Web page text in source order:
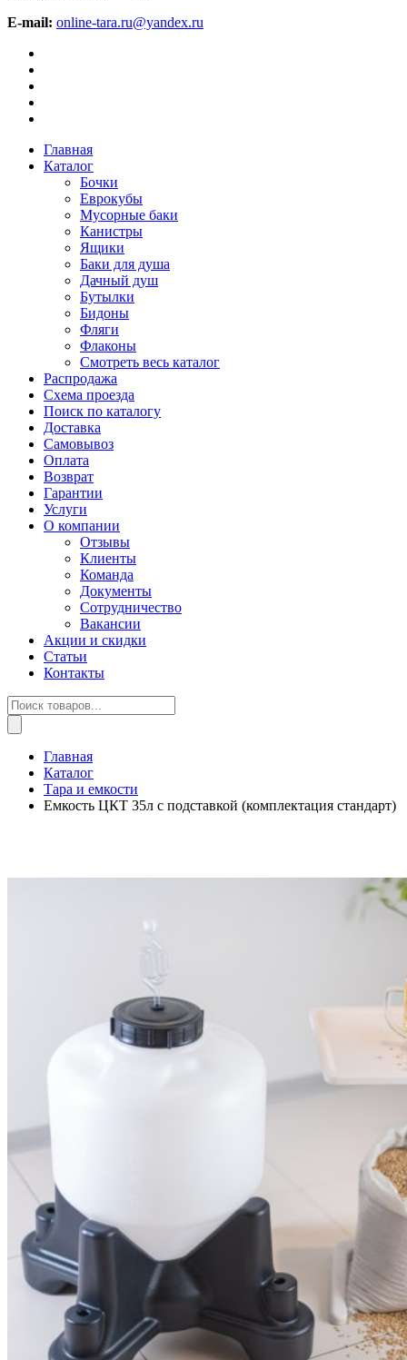
E-mail: online-tara.ru@yandex.ru
Главная
Каталог
Бочки
Еврокубы
Мусорные баки
Канистры
Ящики
Баки для душа
Дачный душ
Бутылки
Бидоны
Фляги
Флаконы
Смотреть весь каталог
Распродажа
Схема проезда
Поиск по каталогу
Доставка
Самовывоз
Оплата
Возврат
Гарантии
Услуги
О компании
Отзывы
Клиенты
Команда
Документы
Сотрудничество
Вакансии
Акции и скидки
Статьи
Контакты
Поиск
товаров
Главная
Каталог
Тара и емкости
Емкость ЦКТ 35л с подставкой (комплектация стандарт)